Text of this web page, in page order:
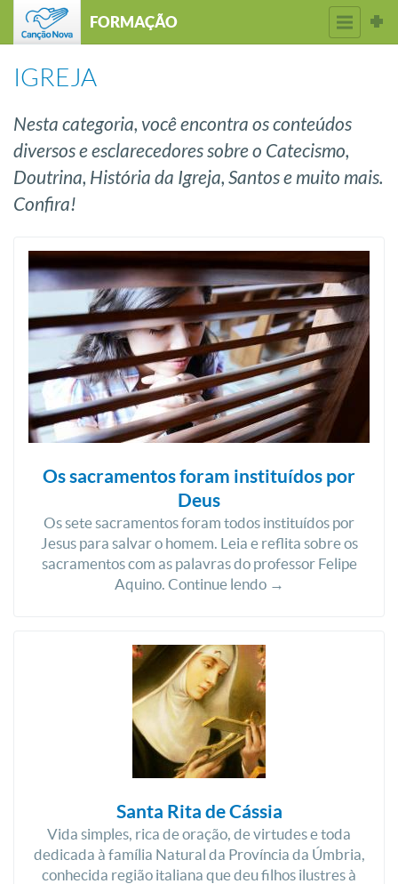
FORMAÇÃO
IGREJA
Nesta categoria, você encontra os conteúdos
diversos e esclarecedores sobre o Catecismo,
Doutrina, História da Igreja, Santos e muito mais.
Confira!
Os sacramentos foram instituídos por
Deus
Os sete sacramentos foram todos instituídos por
Jesus para salvar o homem. Leia e reflita sobre os
sacramentos com as palavras do professor Felipe
Aquino. Continue lendo →
Santa Rita de Cássia
Vida simples, rica de oração, de virtudes e toda
dedicada à família Natural da Província da Úmbria,
conhecida região italiana que deu filhos ilustres à